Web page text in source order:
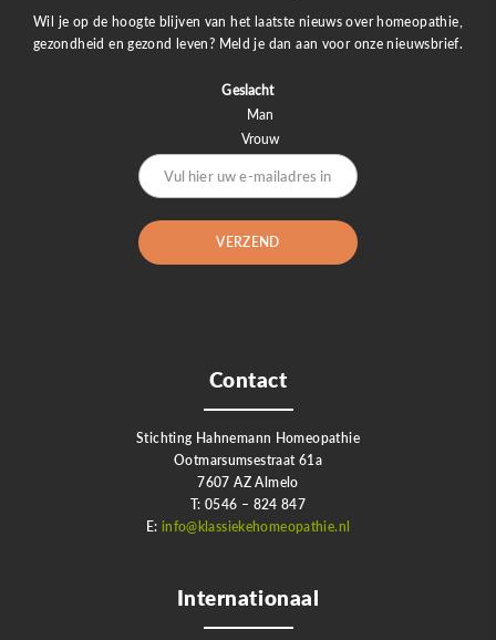
Contact
Stichting Hahnemann Homeopathie
Ootmarsumsestraat 61a
7607 AZ Almelo
T: 0546 – 824 847
E: info@klassiekehomeopathie.nl
Internationaal
Wil je op de hoogte blijven van het laatste nieuws over homeopathie,
gezondheid en gezond leven? Meld je dan aan voor onze nieuwsbrief.
Geslacht
Man
Vrouw